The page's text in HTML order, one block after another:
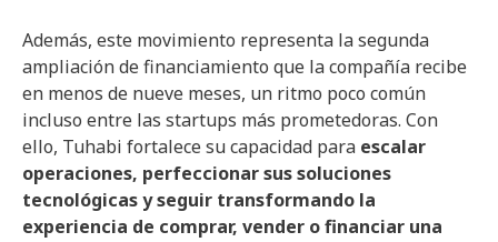
Además, este movimiento representa la segunda
ampliación de financiamiento que la compañía recibe
en menos de nueve meses, un ritmo poco común
incluso entre las startups más prometedoras. Con
ello, Tuhabi fortalece su capacidad para escalar
operaciones, perfeccionar sus soluciones
tecnológicas y seguir transformando la
experiencia de comprar, vender o financiar una